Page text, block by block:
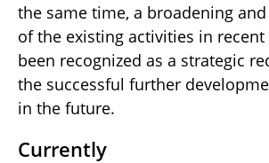
the same time, a broadening
of the existing activities in recent
been recognized as a strategic
the successful further
in the future.
Currently